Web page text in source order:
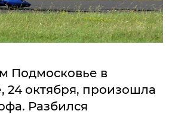
Подмосковье в
24 октября, произошла
Разбился